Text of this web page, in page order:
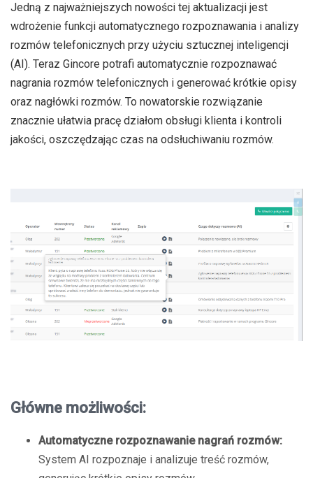
Jedną z najważniejszych nowości tej aktualizacji jest
wdrożenie funkcji automatycznego rozpoznawania i analizy
rozmów telefonicznych przy użyciu sztucznej inteligencji
(AI). Teraz Gincore potrafi automatycznie rozpoznawać
nagrania rozmów telefonicznych i generować krótkie opisy
oraz nagłówki rozmów. To nowatorskie rozwiązanie
znacznie ułatwia pracę działom obsługi klienta i kontroli
jakości, oszczędzając czas na odsłuchiwaniu rozmów.
Główne możliwości:
Automatyczne rozpoznawanie nagrań rozmów:
System AI rozpoznaje i analizuje treść rozmów,